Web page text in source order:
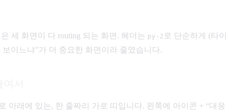
세 화면이 다 routing 되는 화면. 헤더는 py-2 로 단순하게 (타
이느냐”가 더 중요한 화면이라 줄였습니다.
아래에 있는, 한 줄짜리 가로 띠입니다. 왼쪽에 아이콘 + “대응